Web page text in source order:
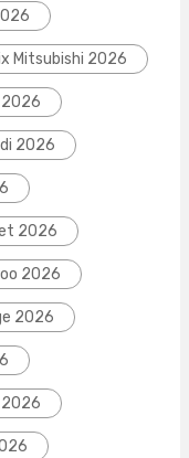
Mitsubishi 2026
2026
2026
2026
2026
2026
2026